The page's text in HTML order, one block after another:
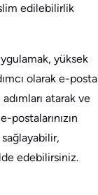
edilebilirlik
yüksek
olarak e-posta
atarak ve
edebilirsiniz.